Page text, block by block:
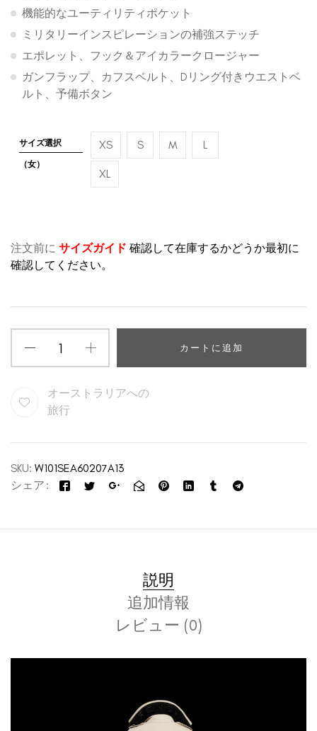
機能的なユーティリティポケット
ミリタリーインスピレーションの補強ステッチ
エポレット、フック＆アイカラークロージャー
ガンフラップ、カフスベルト、Dリング付きウエストベ
ルト、予備ボタン
サイズ選択
（女）
XS S M L
XL
注文前に サイズガイド 確認して在庫するかどうか最初に
確認してください。
カートに追加
オーストラリアへの
旅行
SKU: W101SEA60207A13
シェア
説明
追加情報
レビュー (0)